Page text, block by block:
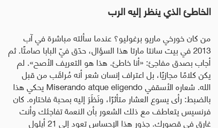
الخاطئ الذي ينظر إليه الرب
من كان خورخي ماريو برغوليو؟ عندما سألته مباشرة في آب
2013 في بيت سانتا مارتا هذا السؤال، حدّق فيّ البابا صامتًا. ثم
أجاب بصدق مفاجئ: «أنا خاطئ. هذا هو التعريف الأصح». لم
يكن كلامًا مجازيًا، بل اعتراف إنسان شعر أنه مُراقَب من قبل
الله. شعاره الأسقفي يحكي هذا
بالضبط: رأى يسوع العشار متأثرًا، ونَظَرَ إليه بمحبة فاختاره. كان
فرنسيس يتعاطف مع ذلك الشعور بأن النعمة تفاجئك وأنت
غارق في قصورك. جذور هذا الإحساس تعود إلى 21 أيلول